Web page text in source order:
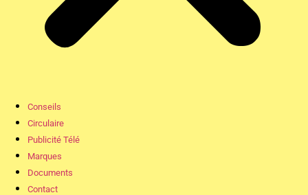
Conseils
Circulaire
Publicité Télé
Marques
Documents
Contact